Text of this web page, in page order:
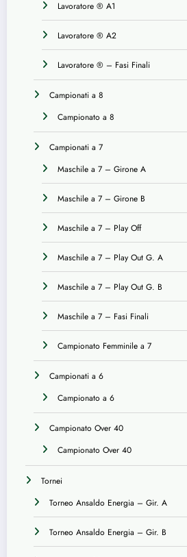
Lavoratore ® A1
Lavoratore ® A2
Lavoratore ® – Fasi Finali
Campionati a 8
Campionato a 8
Campionati a 7
Maschile a 7 – Girone A
Maschile a 7 – Girone B
Maschile a 7 – Play Off
Maschile a 7 – Play Out G. A
Maschile a 7 – Play Out G. B
Maschile a 7 – Fasi Finali
Campionato Femminile a 7
Campionati a 6
Campionato a 6
Campionato Over 40
Campionato Over 40
Tornei
Torneo Ansaldo Energia – Gir. A
Torneo Ansaldo Energia – Gir. B